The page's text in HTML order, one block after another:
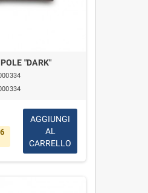
"DARK"
AGGIUNGI
AL
CARRELLO